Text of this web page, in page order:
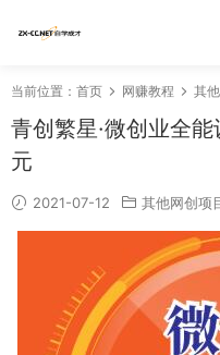
当前位置： 首页 网赚教程 其
青创繁星·微创业全
元
2021-07-12 其他网创项